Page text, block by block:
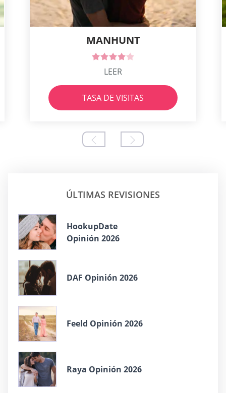
MANHUNT
LEER
TASA DE VISITAS
ÚLTIMAS REVISIONES
HookupDate
Opinión 2026
DAF Opinión 2026
Feeld Opinión 2026
Raya Opinión 2026